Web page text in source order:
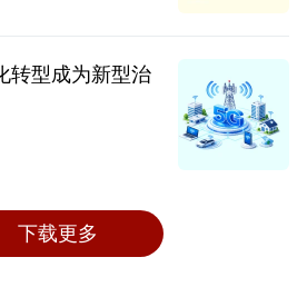
转型成为新型治
下载更多